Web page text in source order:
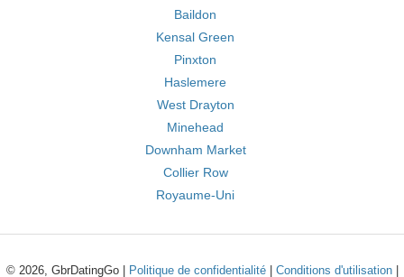
Baildon
Kensal Green
Pinxton
Haslemere
West Drayton
Minehead
Downham Market
Collier Row
Royaume-Uni
© 2026, GbrDatingGo | Politique de confidentialité| Conditions d'utilisation|